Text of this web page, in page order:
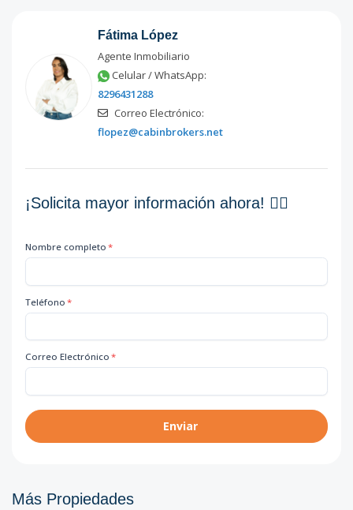
Fátima López
Agente Inmobiliario
Celular / WhatsApp:
8296431288
Correo Electrónico:
flopez@cabinbrokers.net
¡Solicita mayor información ahora! 👇🏽
Nombre completo *
Teléfono *
Correo Electrónico *
Enviar
Más Propiedades